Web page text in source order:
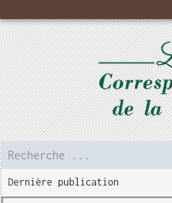
Dernière publication